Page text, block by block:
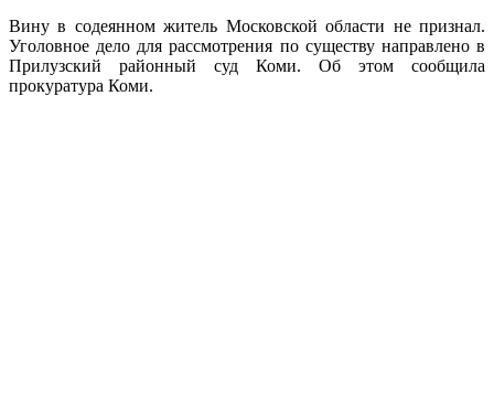
Вину в содеянном житель Московской области не признал.
Уголовное дело для рассмотрения по существу направлено в
Прилузский районный суд Коми. Об этом сообщила
прокуратура Коми.